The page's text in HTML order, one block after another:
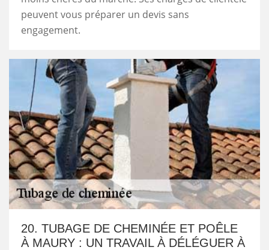
peuvent vous préparer un devis sans
engagement.
20. TUBAGE DE CHEMINÉE ET POÊLE
À MAURY : UN TRAVAIL À DÉLÉGUER À